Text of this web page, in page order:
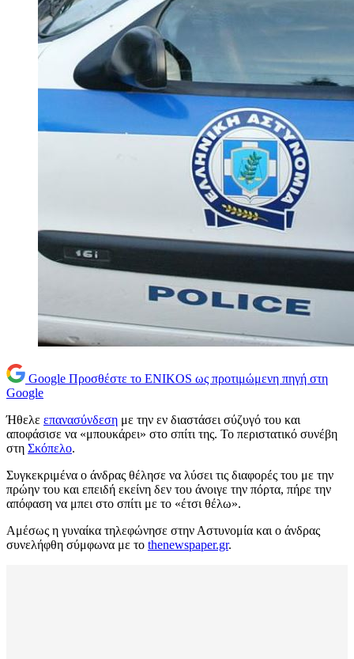
Google Προσθέστε το ENIKOS ως προτιμώμενη πηγή στη
Google
Ήθελε επανασύνδεση με την εν διαστάσει σύζυγό του και
αποφάσισε να «μπουκάρει» στο σπίτι της. Το περιστατικό συνέβη
στη Σκόπελο.
Συγκεκριμένα ο άνδρας θέλησε να λύσει τις διαφορές του με την
πρώην του και επειδή εκείνη δεν του άνοιγε την πόρτα, πήρε την
απόφαση να μπει στο σπίτι με το «έτσι θέλω».
Αμέσως η γυναίκα τηλεφώνησε στην Αστυνομία και ο άνδρας
συνελήφθη σύμφωνα με το thenewspaper.gr.